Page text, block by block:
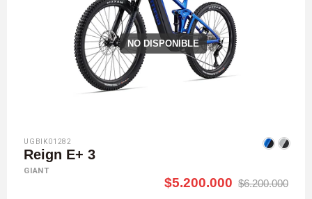
NO DISPONIBLE
UGBIK01282
Reign E+ 3
GIANT
$5.200.000 $6.200.000